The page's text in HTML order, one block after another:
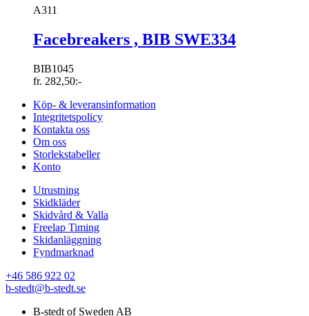
A311
Facebreakers , BIB SWE334
BIB1045
fr. 282,50:-
Köp- & leveransinformation
Integritetspolicy
Kontakta oss
Om oss
Storlekstabeller
Konto
Utrustning
Skidkläder
Skidvård & Valla
Freelap Timing
Skidanläggning
Fyndmarknad
+46 586 922 02
b-stedt@b-stedt.se
B-stedt of Sweden AB